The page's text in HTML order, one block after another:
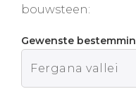
bouwsteen:
Gewenste